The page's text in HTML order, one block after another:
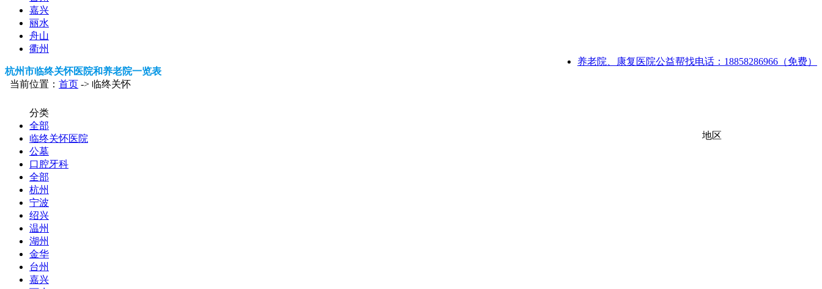
嘉兴
丽水
舟山
衢州
养老院、康复医院公益帮找电话：18858286966（免费）
杭州市临终关怀医院和养老院一览表
当前位置： 首页 -> 临终关怀
分类
全部
临终关怀医院
公墓
口腔牙科
地区
全部
杭州
宁波
绍兴
温州
湖州
金华
台州
嘉兴